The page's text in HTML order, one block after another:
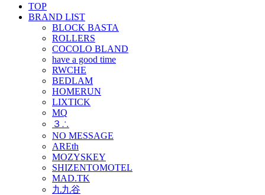
TOP
BRAND LIST
BLOCK BASTA
ROLLERS
COCOLO BLAND
have a good time
RWCHE
BEDLAM
HOMERUN
LIXTICK
MQ
３∴
NO MESSAGE
AREth
MOZYSKEY
SHIZENTOMOTEL
MAD.TK
九九谷